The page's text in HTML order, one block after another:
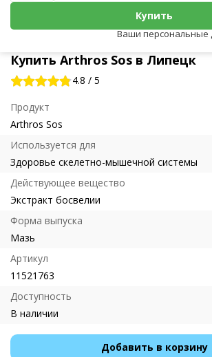
Купить Arthros Sos в Липецк
4.8 / 5
Продукт
Arthros Sos
Используется для
Здоровье скелетно-мышечной системы
Действующее вещество
Экстракт босвелии
Форма выпуска
Мазь
Артикул
11521763
Доступность
В наличии
Добавить в корзину
Купить
Ваши